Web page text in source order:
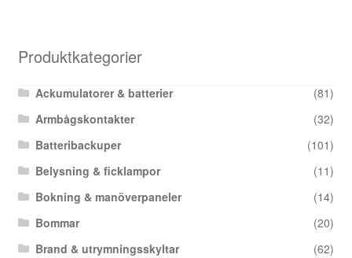
Produktkategorier
Ackumulatorer & batterier
(81)
Armbågskontakter
(32)
Batteribackuper
(101)
Belysning & ficklampor
(11)
Bokning & manöverpaneler
(14)
Bommar
(20)
Brand & utrymningsskyltar
(62)